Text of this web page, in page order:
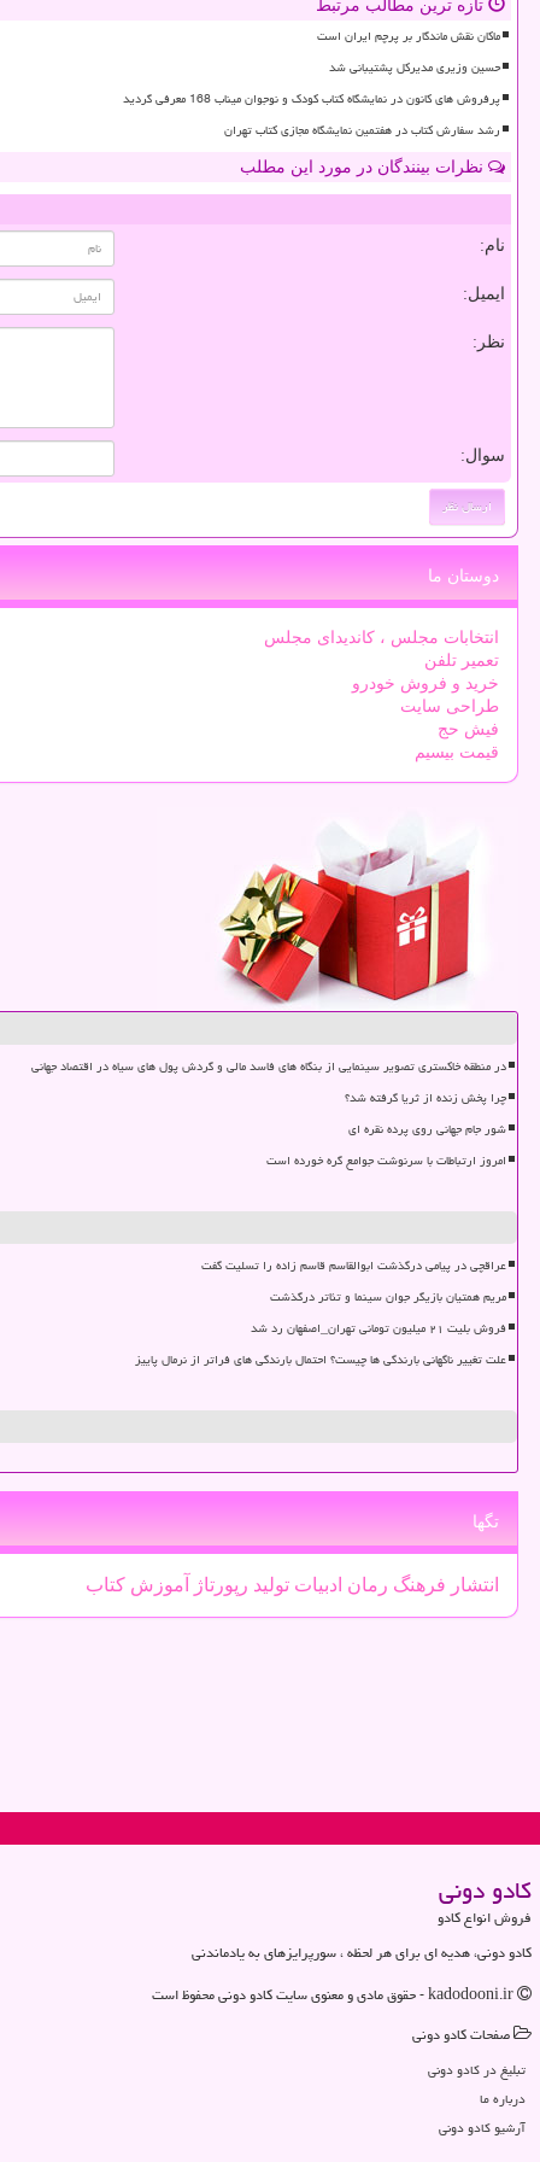
تازه ترین مطالب مرتبط
ماکان نقش ماندگار بر پرچم ایران است
حسین وزیری مدیرکل پشتیبانی شد
پرفروش های کانون در نمایشگاه کتاب کودک و نوجوان میناب 168 معرفی گردید
رشد سفارش کتاب در هفتمین نمایشگاه مجازی کتاب تهران
نظرات بینندگان در مورد این مطلب
نام:
ایمیل:
نظر:
سوال:
دوستان ما
انتخابات مجلس ، کاندیدای مجلس
تعمیر تلفن
خرید و فروش خودرو
طراحی سایت
فیش حج
قیمت بیسیم
در منطقه خاکستری تصویر سینمایی از بنگاه های فاسد مالی و گردش پول های سیاه در اقتصاد جهانی
چرا پخش زنده از ثریا گرفته شد؟
شور جام جهانی روی پرده نقره ای
امروز ارتباطات با سرنوشت جوامع گره خورده است
عراقچی در پیامی درگذشت ابوالقاسم قاسم زاده را تسلیت گفت
مریم همتیان بازیگر جوان سینما و تئاتر درگذشت
فروش بلیت ۲۱ میلیون تومانی تهران_اصفهان رد شد
علت تغییر ناگهانی بارندگی ها چیست؟ احتمال بارندگی های فراتر از نرمال پاییز
تگها
انتشار فرهنگ رمان ادبیات تولید رپورتاژ آموزش كتاب
كادو دونی
فروش انواع کادو
کادو دونی، هدیه ای برای هر لحظه ، سورپرایزهای به یادماندنی
صفحات كادو دونی
تبلیغ در كادو دونی
درباره ما
آرشیو كادو دونی